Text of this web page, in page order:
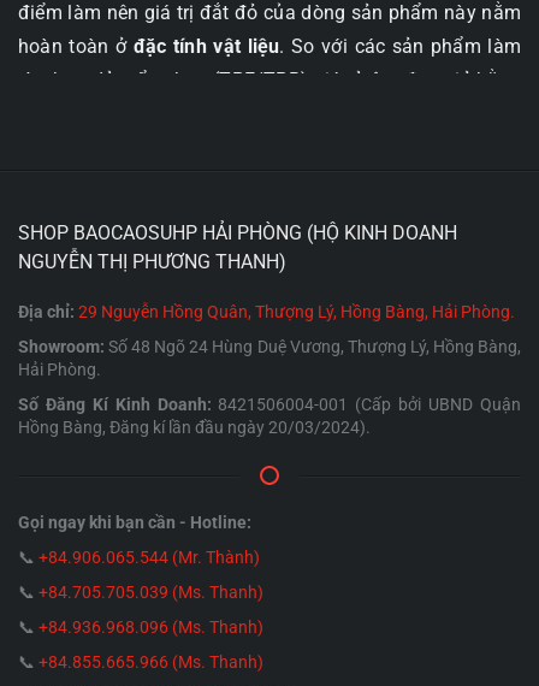
điểm làm nên giá trị đắt đỏ của dòng sản phẩm này nằm
hoàn toàn ở đặc tính vật liệu. So với các sản phẩm làm
từ nhựa dẻo tổng hợp (TPE/TPR) giá rẻ, âm đạo giả bằng
1. SỰ KHÁC BIỆT “ĐẲNG CẤP” CỦA CHẤT
LIỆU SILICONE Y TẾ
thành cao hơn hẳn, bạn cần nắm rõ 3 đặc tính sinh học
và vật lý cốt lõi của vật liệu này:
Tính không xốp (Non-porous):
nhẵn mịn ở cấp độ vi mô, không có các lỗ rỗng li
ti. Nhờ đó, vi khuẩn, nấm mốc, tinh dịch hay chất
bôi trơnkhông thể thẩm thấu
liệu. Nó không bao giờ bị ám mùi cơ thể hay ố
màu mốc đen.
SHOP BAOCAOSUHP HẢI PHÒNG (HỘ KINH DOANH
NGUYỄN THỊ PHƯƠNG THANH)
Địa chỉ: 29 Nguyễn Hồng Quân, Thượng Lý, Hồng Bàng, Hải Phòng.
Showroom: Số 48 Ngõ 24 Hùng Duệ Vương, Thượng Lý, Hồng Bàng,
Hải Phòng.
Số Đăng Kí Kinh Doanh: 8421506004-001 (Cấp bởi UBND Quận
Hồng Bàng, Đăng kí lần đầu ngày 20/03/2024).
Gọi ngay khi bạn cần - Hotline:
📞 +84.906.065.544 (Mr. Thành)
📞 +84.705.705.039 (Ms. Thanh)
📞 +84.936.968.096 (Ms. Thanh)
📞 +84.855.665.966 (Ms. Thanh)